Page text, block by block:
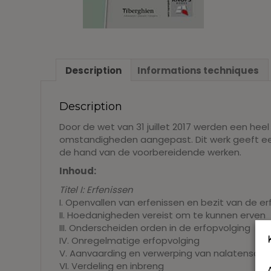
Description Informations techniques
Description
Door de wet van 31 juillet 2017 werden een
omstandigheden aangepast. Dit werk geeft
de hand van de voorbereidende werken.
Inhoud:
Titel I: Erfenissen
I. Openvallen van erfenissen en bezit van de
II. Hoedanigheden vereist om te kunnen erven
III. Onderscheiden orden in de erfopvolging
IV. Onregelmatige erfopvolging
V. Aanvaarding en verwerping van
VI. Verdeling en inbreng